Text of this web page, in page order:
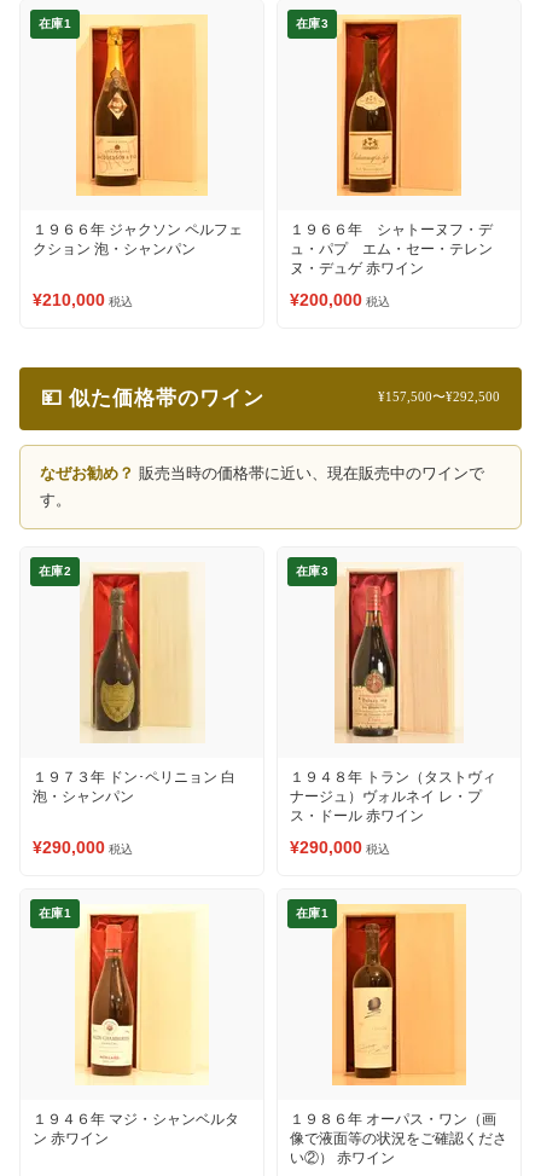
在庫1
１９６６年 ジャクソン ペルフェ
クション 泡・シャンパン
¥210,000 税込
在庫3
１９６６年 シャトーヌフ・デ
ュ・パプ エム・セー・テレン
ヌ・デュゲ 赤ワイン
¥200,000 税込
💴 似た価格帯のワイン ¥157,500〜¥292,500
なぜお勧め？ 販売当時の価格帯に近い、現在販売中のワインで
す。
在庫2
１９７３年 ドン･ペリニョン 白
泡・シャンパン
¥290,000 税込
在庫3
１９４８年 トラン（タストヴィ
ナージュ）ヴォルネイ レ・プ
ス・ドール 赤ワイン
¥290,000 税込
在庫1
１９４６年 マジ・シャンベルタ
ン 赤ワイン
在庫1
１９８６年 オーパス・ワン（画
像で液面等の状況をご確認くださ
い②） 赤ワイン